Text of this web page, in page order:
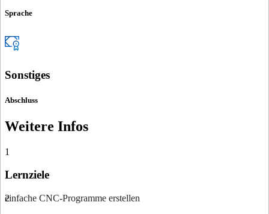
Sprache
Sonstiges
Abschluss
Weitere Infos
1
Lernziele
einfache CNC-Programme erstellen
2